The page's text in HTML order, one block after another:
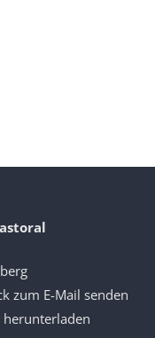
zum E-Mail senden